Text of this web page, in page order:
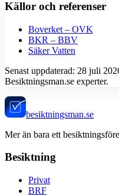
Källor och referenser
Boverket – OVK
BKR – BBV
Säker Vatten
Senast uppdaterad: 28 juli
Besiktningsman.se experter.
besiktningsman.se
Mer än bara ett
Besiktning
Privat
BRF